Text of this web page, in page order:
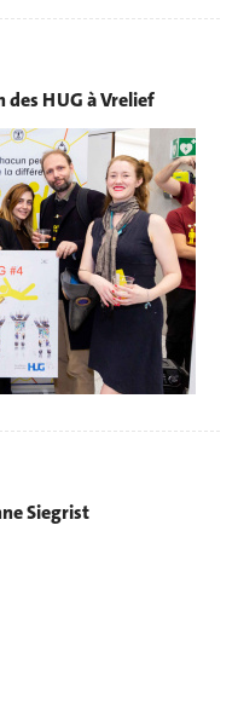
HUG à Vrelief
Siegrist